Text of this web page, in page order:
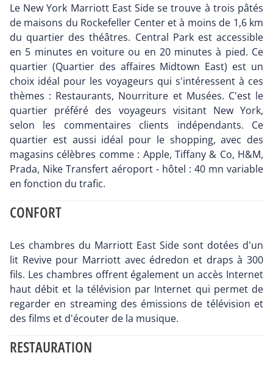
Le New York Marriott East Side se trouve à trois pâtés
de maisons du Rockefeller Center et à moins de 1,6 km
du quartier des théâtres. Central Park est accessible
en 5 minutes en voiture ou en 20 minutes à pied. Ce
quartier (Quartier des affaires Midtown East) est un
choix idéal pour les voyageurs qui s'intéressent à ces
thèmes : Restaurants, Nourriture et Musées. C'est le
quartier préféré des voyageurs visitant New York,
selon les commentaires clients indépendants. Ce
quartier est aussi idéal pour le shopping, avec des
magasins célèbres comme : Apple, Tiffany & Co, H&M,
Prada, Nike Transfert aéroport - hôtel : 40 mn variable
en fonction du trafic.
CONFORT
Les chambres du Marriott East Side sont dotées d'un
lit Revive pour Marriott avec édredon et draps à 300
fils. Les chambres offrent également un accès Internet
haut débit et la télévision par Internet qui permet de
regarder en streaming des émissions de télévision et
des films et d'écouter de la musique.
RESTAURATION